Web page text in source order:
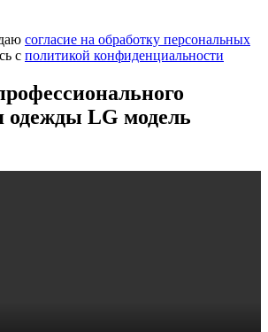
cогласие на обработку персональных
с политикой конфиденциальности
одежды LG модель